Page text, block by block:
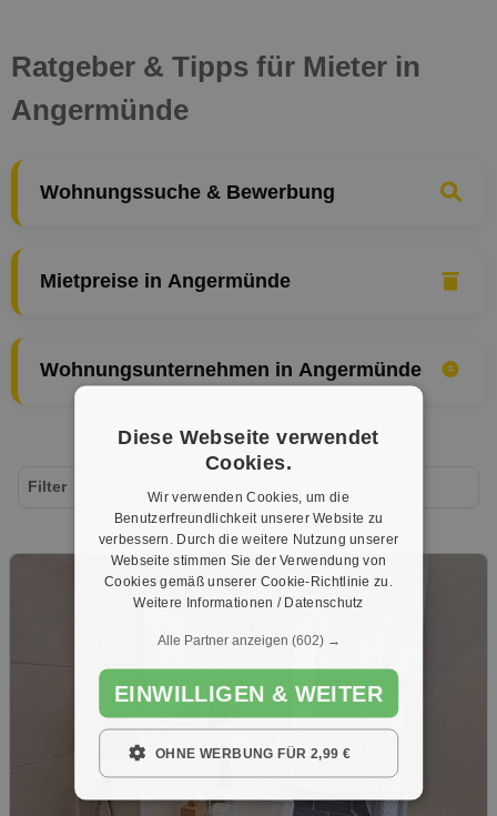
Ratgeber & Tipps für Mieter in
Angermünde
Wohnungssuche & Bewerbung
Mietpreise in Angermünde
Wohnungsunternehmen in Angermünde
Filter
Diese Webseite verwendet
Cookies.
Wir verwenden Cookies, um die
Benutzerfreundlichkeit unserer Website zu
verbessern. Durch die weitere Nutzung unserer
Webseite stimmen Sie der Verwendung von
Cookies gemäß unserer Cookie-Richtlinie zu.
Weitere Informationen / Datenschutz
Alle Partner anzeigen (602) →
EINWILLIGEN & WEITER
OHNE WERBUNG FÜR 2,99 €